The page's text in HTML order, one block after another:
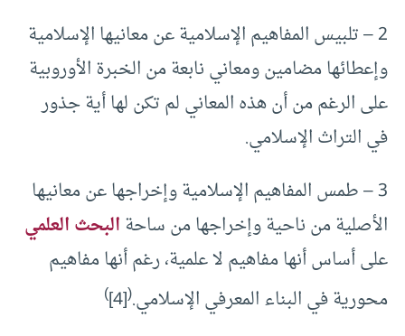
2 – تلبيس المفاهيم الإسلامية عن معانيها الإسلامية
وإعطائها مضامين ومعاني نابعة من الخبرة الأوروبية
على الرغم من أن هذه المعاني لم تكن لها أية جذور
في التراث الإسلامي.
3 – طمس المفاهيم الإسلامية وإخراجها عن معانيها
الأصلية من ناحية وإخراجها من ساحةالبحث العلمي
على أساس أنها مفاهيم لا علمية، رغم أنها مفاهيم
محورية في البناء المعرفي الإسلامي.(
[4]
)